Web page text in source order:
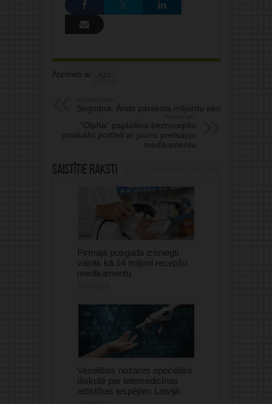
Atzīmēti ar:
Segodņa: Ārsts paraksta miljardu eiro
“Olpha” paplašina bezrecepšu
produktu portfeli ar jaunu pretsāpju
medikamentu
Saistītie raksti
Pirmajā pusgadā izsniegti
vairāk kā 14 miljoni recepšu
medikamentu
Veselības nozares speciālisti
diskutē par telemedicīnas
attīstības iespējām Latvijā